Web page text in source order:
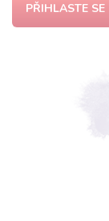
PŘIHLASTE SE